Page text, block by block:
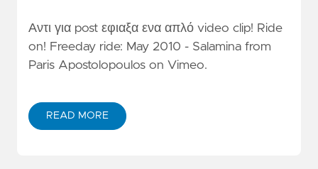
Αντι για post εφιαξα ενα απλό video clip! Ride
on! Freeday ride: May 2010 - Salamina from
Paris Apostolopoulos on Vimeo.
READ MORE